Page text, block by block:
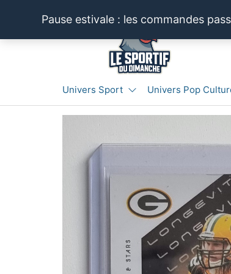
contenu
Pause estivale : les commandes
LE SPORTIF
DU
et
produits
sport et
Univers Sport Univers Pop